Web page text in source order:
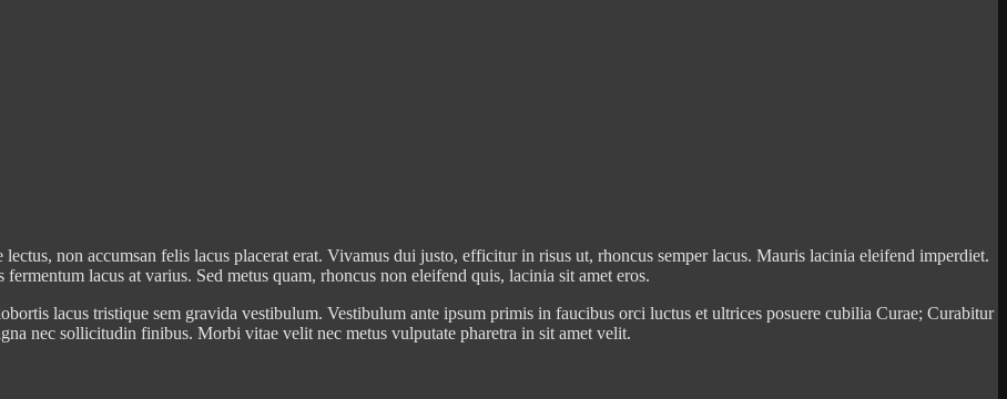
non accumsan felis lacus placerat erat. Vivamus dui justo, efficitur in risus ut, rhoncus semper lacus. Mauris lacinia eleifend imperdiet.
lacus at varius. Sed metus quam, rhoncus non eleifend quis, lacinia sit amet eros.
lacus tristique sem gravida vestibulum. Vestibulum ante ipsum primis in faucibus orci luctus et ultrices posuere cubilia Curae; Curabitur
nec sollicitudin finibus. Morbi vitae velit nec metus vulputate pharetra in sit amet velit.